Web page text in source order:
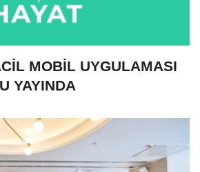
MOBİL UYGULAMASI
YAYINDA